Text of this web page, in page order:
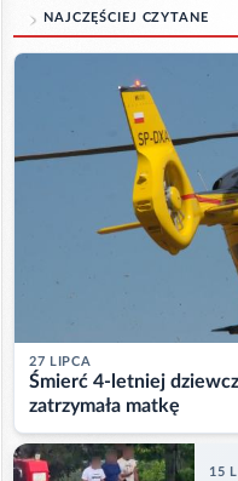
NAJCZĘŚCIEJ CZYTANE
27 LIPCA
Śmierć 4-letniej
zatrzymała matkę
15